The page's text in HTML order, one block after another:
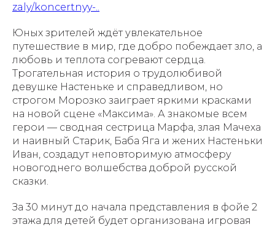
zaly/koncertnyy-..
Юных зрителей ждёт увлекательное
путешествие в мир, где добро побеждает зло, а
любовь и теплота согревают сердца.
Трогательная история о трудолюбивой
девушке Настеньке и справедливом, но
строгом Морозко заиграет яркими красками
на новой сцене «Максима». А знакомые всем
герои — сводная сестрица Марфа, злая Мачеха
и наивный Старик, Баба Яга и жених Настеньки
Иван, создадут неповторимую атмосферу
новогоднего волшебства доброй русской
сказки.
За 30 минут до начала представления в фойе 2
этажа для детей будет организована игровая